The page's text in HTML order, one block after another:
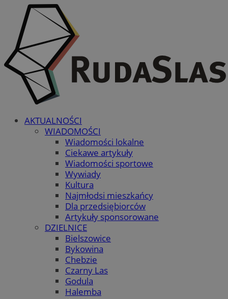
AKTUALNOŚCI
WIADOMOŚCI
Wiadomości lokalne
Ciekawe artykuły
Wiadomości sportowe
Wywiady
Kultura
Najmłodsi mieszkańcy
Dla przedsiębiorców
Artykuły sponsorowane
DZIELNICE
Bielszowice
Bykowina
Chebzie
Czarny Las
Godula
Halemba